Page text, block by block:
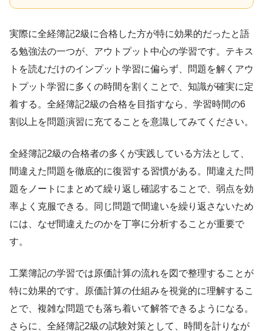
実際に全経簿記2級に合格した方が特に効果的だったと語
る勉強法の一つが、アウトプット中心の学習です。テキス
トを読むだけのインプット学習に偏らず、問題を解くアウ
トプット学習に多くの時間を割くことで、知識が確実に定
着する。全経簿記2級の合格を目指すなら、学習時間の6
割以上を問題演習に充てることを意識してみてください。
全経簿記2級の合格者の多くが実践している方法として、
間違えた問題を徹底的に復習する習慣がある。間違えた問
題をノートにまとめて繰り返し確認することで、弱点を効
率よく克服できる。同じ問題で間違いを繰り返さないため
には、なぜ間違えたのかを丁寧に分析することが重要で
す。
工業簿記の学習では原価計算の流れを図で整理することが
特に効果的です。原価計算の仕組みを視覚的に理解するこ
とで、複雑な問題でも落ち着いて解答できるようになる。
さらに、全経簿記2級の試験対策として、時間を計りなが